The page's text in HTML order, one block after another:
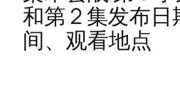
和第 2 集发布日
间、观看地点